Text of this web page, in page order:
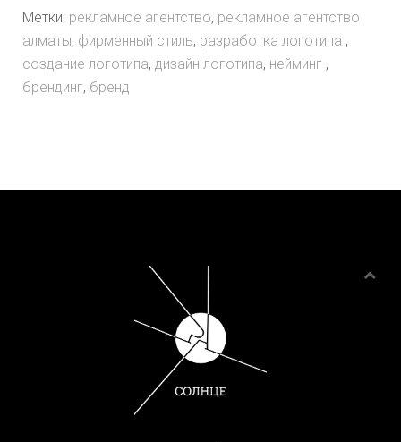
Метки: рекламное агентство, рекламное агентство
алматы, фирменный стиль, разработка логотипа ,
создание логотипа, дизайн логотипа, нейминг ,
брендинг, бренд